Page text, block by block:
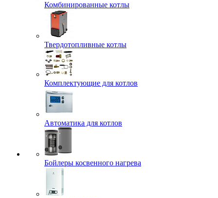
Комбинированные котлы
Твердотопливные котлы
Комплектующие для котлов
Автоматика для котлов
Бойлеры косвенного нагрева